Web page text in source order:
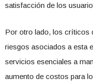
satisfacción de los
Por otro lado, los críticos
riesgos asociados a esta
servicios esenciales a
aumento de costos para